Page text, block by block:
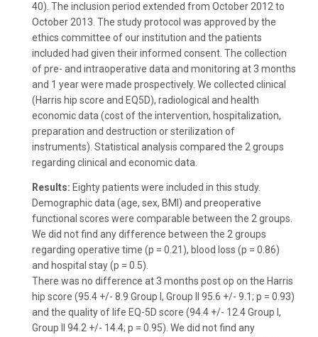
40). The inclusion period extended from October 2012 to
October 2013. The study protocol was approved by the
ethics committee of our institution and the patients
included had given their informed consent. The collection
of pre- and intraoperative data and monitoring at 3 months
and 1 year were made prospectively. We collected clinical
(Harris hip score and EQ5D), radiological and health
economic data (cost of the intervention, hospitalization,
preparation and destruction or sterilization of
instruments). Statistical analysis compared the 2 groups
regarding clinical and economic data.
Results: Eighty patients were included in this study.
Demographic data (age, sex, BMI) and preoperative
functional scores were comparable between the 2 groups.
We did not find any difference between the 2 groups
regarding operative time (p = 0.21), blood loss (p = 0.86)
and hospital stay (p = 0.5).
There was no difference at 3 months post op on the Harris
hip score (95.4 +/- 8.9 Group I, Group II 95.6 +/- 9.1; p = 0.93)
and the quality of life EQ-5D score (94.4 +/- 12.4 Group I,
Group II 94.2 +/- 14.4; p = 0.95). We did not find any